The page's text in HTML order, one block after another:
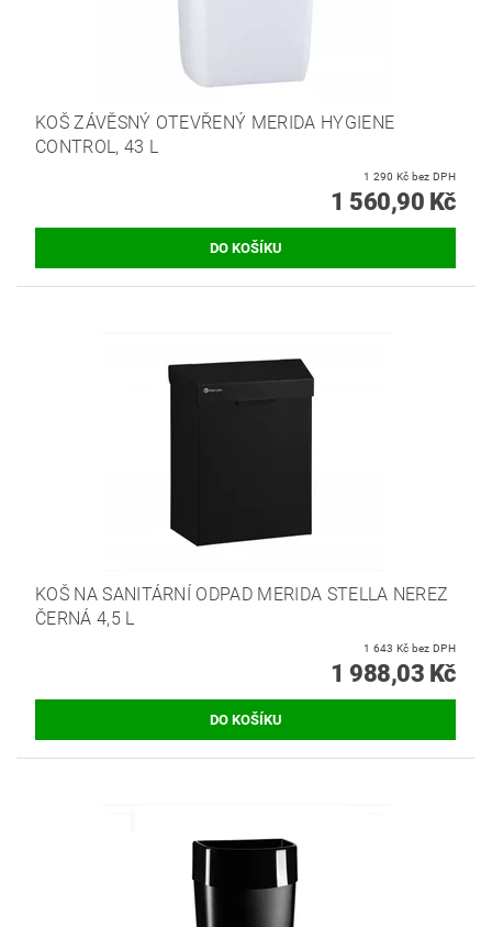
KOŠ ZÁVĚSNÝ OTEVŘENÝ MERIDA HYGIENE
CONTROL, 43 L
1 290 Kč bez DPH
1 560,90 Kč
KOŠ NA SANITÁRNÍ ODPAD MERIDA STELLA NEREZ
ČERNÁ 4,5 L
1 643 Kč bez DPH
1 988,03 Kč